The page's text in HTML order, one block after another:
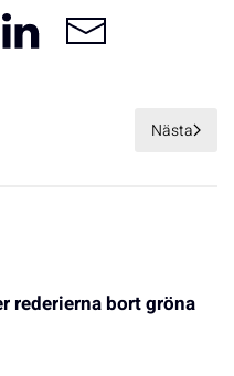
Nästa
rederierna bort gröna